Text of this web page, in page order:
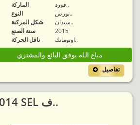
الماركة
فورد..
النوع
تورس..
شكل المركبة
سيدان..
سنة الصنع
2015
ناقل الحركة
اوتوماتك..
مباع الله يوفق البائع والمشتري
تفاصيل
2014 SEL ف..